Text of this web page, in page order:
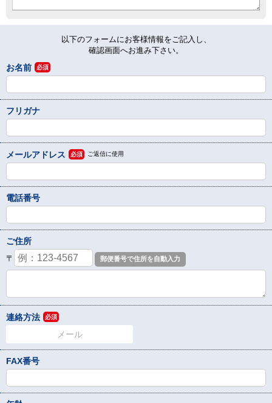
以下のフォームにお客様情報をご記入し、
確認画面へお進み下さい。
お名前 必須
フリガナ
メールアドレス 必須 ご返信に使用
電話番号
ご住所
〒
連絡方法 必須
メール
FAX番号